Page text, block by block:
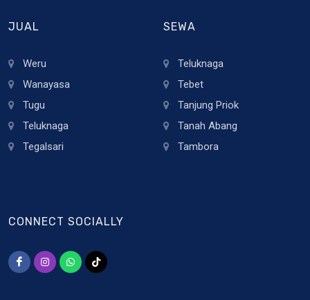
JUAL
Weru
Wanayasa
Tugu
Teluknaga
Tegalsari
SEWA
Teluknaga
Tebet
Tanjung Priok
Tanah Abang
Tambora
CONNECT SOCIALLY